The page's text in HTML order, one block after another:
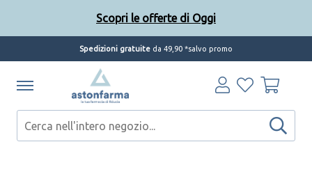
Spedizioni gratuite da 49,90 *salvo promo
Scopri le offerte di Oggi
Scopri le offerte di Oggi